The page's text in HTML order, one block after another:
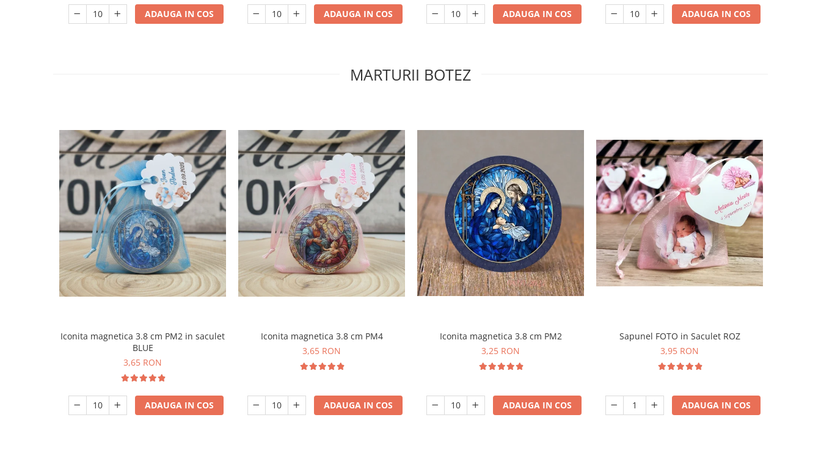
ADAUGA IN COS ADAUGA IN COS ADAUGA IN COS ADAUGA IN COS
MARTURII BOTEZ
Iconita magnetica 3.8 cm PM2 in saculet
BLUE
3,65 RON
ADAUGA IN COS
Iconita magnetica 3.8 cm PM4
3,65 RON
ADAUGA IN COS
Iconita magnetica 3.8 cm PM2
3,25 RON
ADAUGA IN COS
Sapunel FOTO in Saculet ROZ
3,95 RON
ADAUGA IN COS